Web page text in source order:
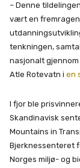
– Denne
vært en
tenkningen,
nasjonalt
Atle Rotevatn i en
I fjor ble
Skandinavisk
Mountains in
Bjerknessenteret
Norges miljø- og